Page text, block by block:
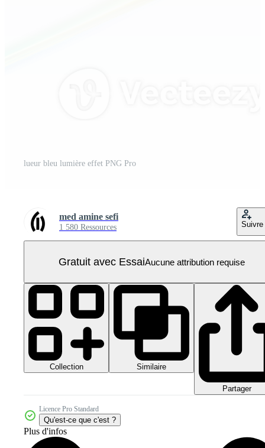
lueur bleu lumière effet PNG Pro
med amine sefi
1 580 Ressources Suivre
Gratuit avec EssaiAucune attribution requise
Collection Similaire
Partager
Licence Pro Standard
Qu'est-ce que c'est ?
Plus d'infos